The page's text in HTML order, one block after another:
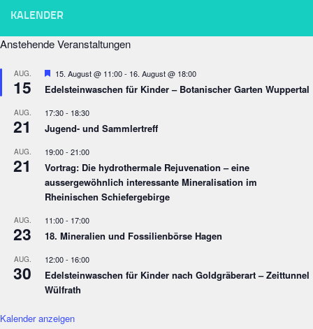
KALENDER
Anstehende Veranstaltungen
AUG.
15
Empfohlen
15. August @ 11:00- 16. August @ 18:00
Edelsteinwaschen für Kinder – Botanischer Garten Wuppertal
AUG.
21
17:30- 18:30
Jugend- und Sammlertreff
AUG.
21
19:00- 21:00
Vortrag: Die hydrothermale Rejuvenation – eine
aussergewöhnlich interessante Mineralisation im
Rheinischen Schiefergebirge
AUG.
23
11:00- 17:00
18. Mineralien und Fossilienbörse Hagen
AUG.
30
12:00- 16:00
Edelsteinwaschen für Kinder nach Goldgräberart – Zeittunnel
Wülfrath
Kalender anzeigen